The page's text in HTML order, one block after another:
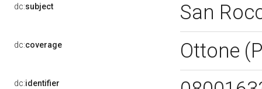
dc:subject San
dc:coverage Ottone
dc:identifier